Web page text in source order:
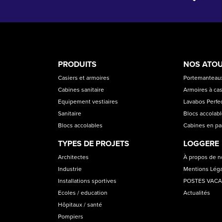
PRODUCT
CATEGORIES
PRODUITS
Casiers et armoires
Cabines sanitaire
Equipement vestiaires
Sanitaire
Blocs accolables
TYPES DE PROJETS
Architectes
Industrie
Installations sportives
Ecoles / education
Hôpitaux / santé
Pompiers
NOS
Armoires à
Lavabos
Blocs
Cabines en
LOGGERE
À propos de
Mentions
POSTES
Actualités